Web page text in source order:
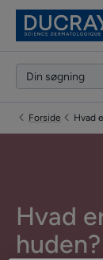
Forside Hvad
Hvad
huden?